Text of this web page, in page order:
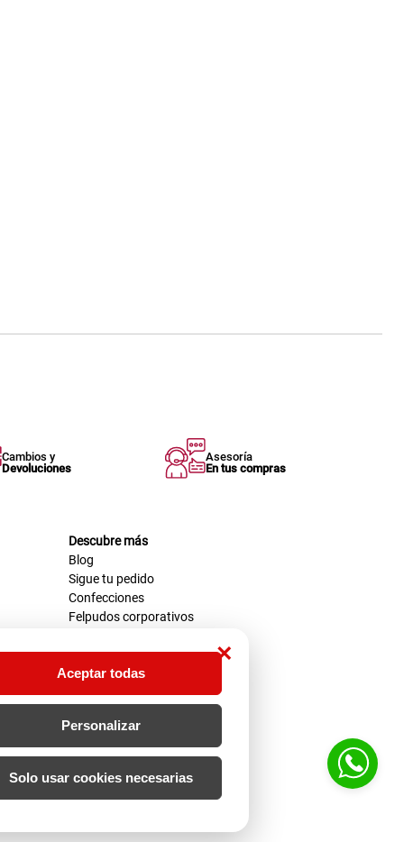
×
Aceptar todas
Personalizar
Solo usar cookies necesarias
Cambios y
Devoluciones
Asesoría
En tus compras
Descubre más
Blog
Sigue tu pedido
Confecciones
Felpudos corporativos